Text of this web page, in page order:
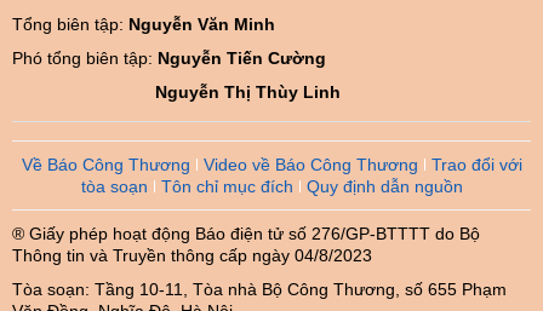
Tổng biên tập: Nguyễn Văn Minh
Phó tổng biên tập: Nguyễn Tiến Cường
Nguyễn Thị Thùy Linh
Về Báo Công Thương Video về Báo Công Thương
Trao đổi với
tòa soạn
Tôn chỉ mục đích Quy định dẫn nguồn
® Giấy phép hoạt động Báo điện tử số 276/GP-BTTTT do Bộ
Thông tin và Truyền thông cấp ngày 04/8/2023
Tòa soạn: Tầng 10-11, Tòa nhà Bộ Công Thương, số 655 Phạm